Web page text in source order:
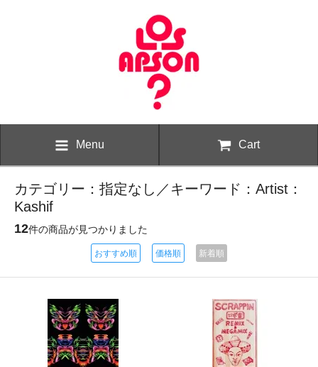
Menu Cart
カテゴリー：指定なし／キーワード：Artist：
Kashif
12件の商品が見つかりました
おすすめ順 価格順 新着順